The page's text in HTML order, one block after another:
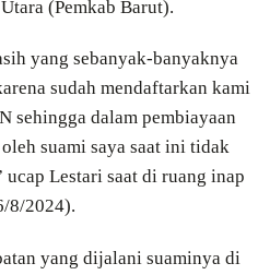
(Pemkab Barut).
yang sebanyak-banyaknya
sudah mendaftarkan kami
sehingga dalam pembiayaan
suami saya saat ini tidak
Lestari saat di ruang inap
8/2024).
yang dijalani suaminya di